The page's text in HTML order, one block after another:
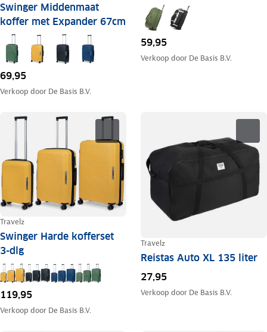
Swinger Middenmaat
koffer met Expander 67cm
69,95
Verkoop door De Basis B.V.
59,95
Verkoop door De Basis B.V.
Travelz
Swinger Harde kofferset
3-dlg
119,95
Verkoop door De Basis B.V.
Travelz
Reistas Auto XL 135 liter
27,95
Verkoop door De Basis B.V.